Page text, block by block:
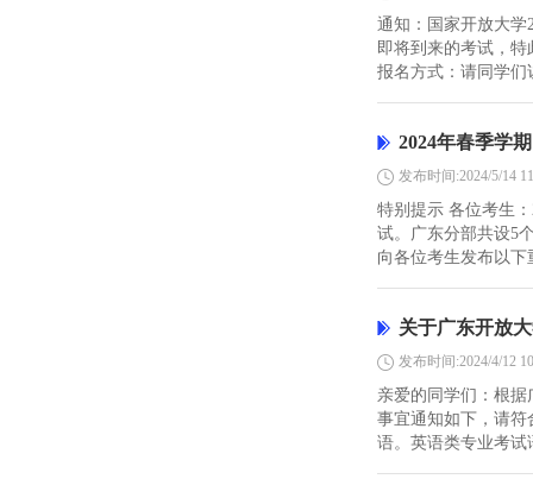
通知：国家开放大学
即将到来的考试，特
报名方式：请同学
2024年春季学
发布时间:2024/5/14
特别提示 各位考生
试。广东分部共设5
向各位考生发布以
关于广东开放
发布时间:2024/4/12
亲爱的同学们：根
事宜通知如下，请
语。英语类专业考